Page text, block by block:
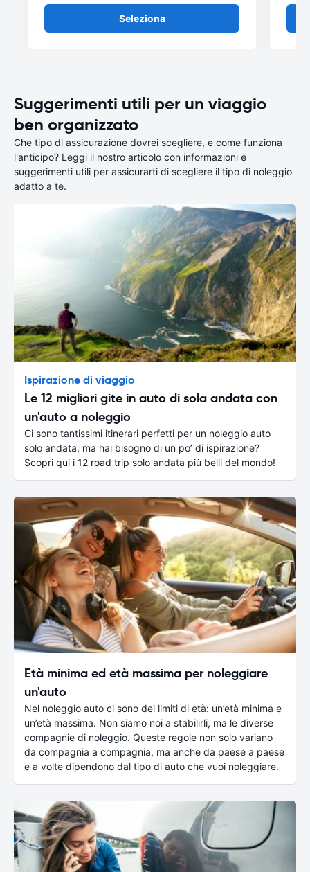
Seleziona
Suggerimenti utili per un viaggio
ben organizzato
Che tipo di assicurazione dovrei scegliere, e come funziona
l'anticipo? Leggi il nostro articolo con informazioni e
suggerimenti utili per assicurarti di scegliere il tipo di noleggio
adatto a te.
Ispirazione di viaggio
Le 12 migliori gite in auto di sola andata con
un'auto a noleggio
Ci sono tantissimi itinerari perfetti per un noleggio auto
solo andata, ma hai bisogno di un po’ di ispirazione?
Scopri qui i 12 road trip solo andata più belli del mondo!
Età minima ed età massima per noleggiare
un'auto
Nel noleggio auto ci sono dei limiti di età: un’età minima e
un’età massima. Non siamo noi a stabilirli, ma le diverse
compagnie di noleggio. Queste regole non solo variano
da compagnia a compagnia, ma anche da paese a paese
e a volte dipendono dal tipo di auto che vuoi noleggiare.